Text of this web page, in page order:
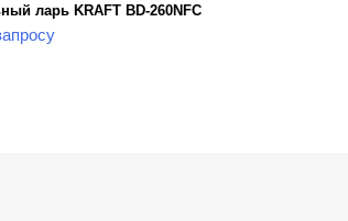
ларь KRAFT BD-260NFC